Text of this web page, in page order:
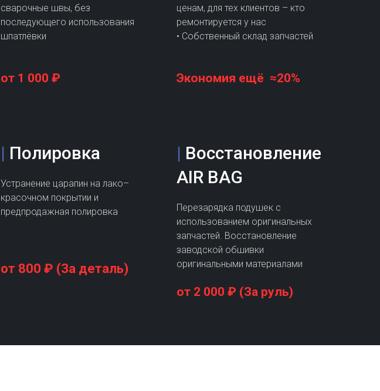
сварочные швы, без
последующего использования
шпатлёвки
от 1 000 ₽
ценам, для тех клиентов – кто
ремонтируется у нас
• Собственный склад запчастей
Экономия ещё ≈20%
| Полировка
Устранение царапин на лако–
красочном покрытии и
предпродажная полировка
от 800 ₽ (За деталь)
| Восстановление
AIR BAG
Перезарядка подушек с
использованием оригинальных
запчастей. Восстановление
заводской обшивки
оригинальными материалами
от 2 000 ₽ (За руль)